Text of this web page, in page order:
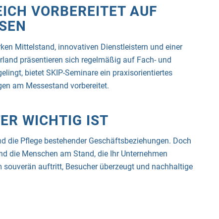
VORBEREITET AUF
Mittelstand, innovativen Dienstleistern und einer
präsentieren sich regelmäßig auf Fach- und
bietet SKIP-Seminare ein praxisorientiertes
am Messestand vorbereitet.
WICHTIG IST
die Pflege bestehender Geschäftsbeziehungen. Doch
die Menschen am Stand, die Ihr Unternehmen
souverän auftritt, Besucher überzeugt und nachhaltige